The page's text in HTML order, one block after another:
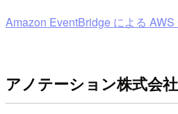
Amazon EventBridge による
アノテーション株式会